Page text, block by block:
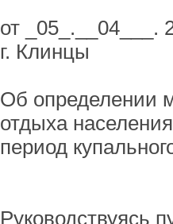
от _05_.__04___.
г. Клинцы
Об определении
отдыха
период
Руководствуясь